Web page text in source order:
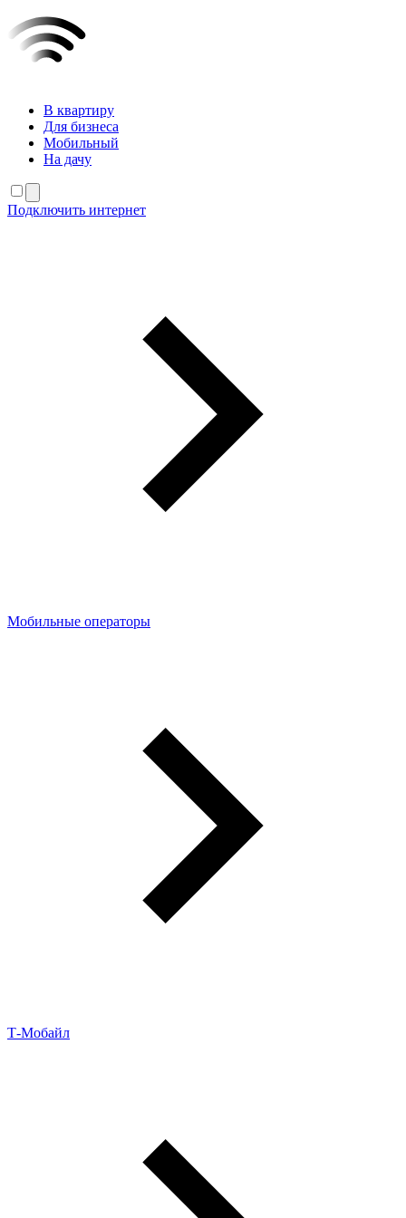
В квартиру
Для бизнеса
Мобильный
На дачу
Подключить интернет
Мобильные операторы
Т‑Мобайл